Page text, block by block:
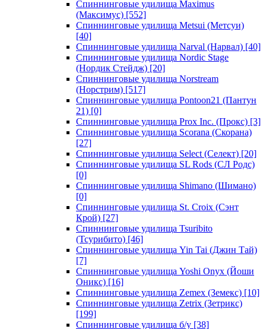
Спиннинговые удилища Maximus
(Максимус) [552]
Спиннинговые удилища Metsui (Метсуи)
[40]
Спиннинговые удилища Narval (Нарвал) [40]
Спиннинговые удилища Nordic Stage
(Нордик Стейдж) [20]
Спиннинговые удилища Norstream
(Норстрим) [517]
Спиннинговые удилища Pontoon21 (Пантун
21) [0]
Спиннинговые удилища Prox Inc. (Прокс) [3]
Спиннинговые удилища Scorana (Скорана)
[27]
Спиннинговые удилища Select (Селект) [20]
Спиннинговые удилища SL Rods (СЛ Родс)
[0]
Спиннинговые удилища Shimano (Шимано)
[0]
Спиннинговые удилища St. Croix (Сэнт
Крой) [27]
Спиннинговые удилища Tsuribito
(Тсурибито) [46]
Спиннинговые удилища Yin Tai (Джин Тай)
[7]
Спиннинговые удилища Yoshi Onyx (Йоши
Оникс) [16]
Спиннинговые удилища Zemex (Земекс) [10]
Спиннинговые удилища Zetrix (Зетрикс)
[199]
Спиннинговые удилища б/у [38]